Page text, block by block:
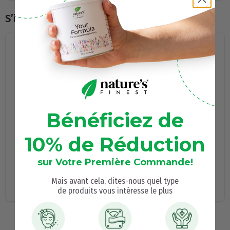
S’inscrire
Adresse e-mail
Un lien permettant de définir un nouveau mot de passe sera
envoyé à votre adresse e-mail.
Vos données personnelles seront utilisées pour améliorer votre
expérience sur ce site, gérer l’accès à votre compte et remplir
d’autres objectifs tels que décrits dans notre
politique de
confidentialité.
Bénéficiez de
10% de Réduction
sur Votre Première Commande!
Mais avant cela, dites-nous quel type
de produits vous intéresse le plus